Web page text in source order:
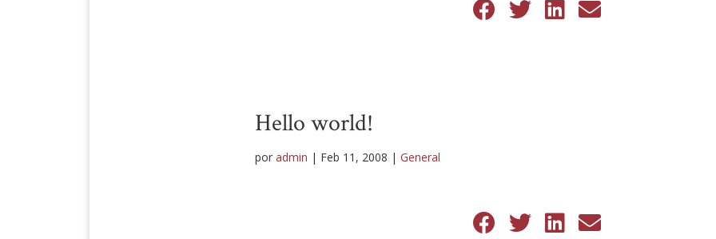
Hello world!
poradmin | Feb 11, 2008 |General